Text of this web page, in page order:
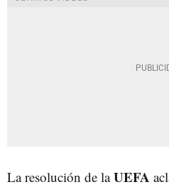
La resolución de laUEFA